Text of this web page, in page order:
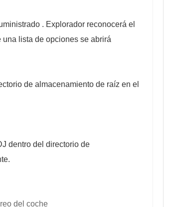
. Explorador reconocerá el
lista de opciones se abrirá
de almacenamiento de raíz en el
dentro del directorio de
del coche